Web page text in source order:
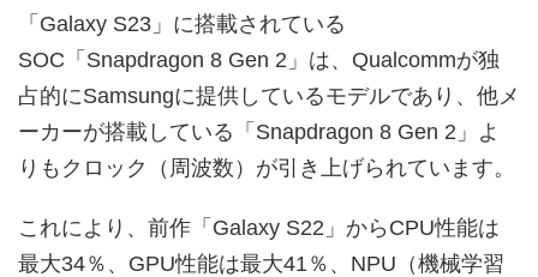
「Galaxy S23」に搭載されている
SOC「Snapdragon 8 Gen 2」は、Qualcommが独
占的にSamsungに提供しているモデルであり、他メ
ーカーが搭載している「Snapdragon 8 Gen 2」よ
りもクロック（周波数）が引き上げられています。
これにより、前作「Galaxy S22」からCPU性能は
最大34％、GPU性能は最大41％、NPU（機械学習